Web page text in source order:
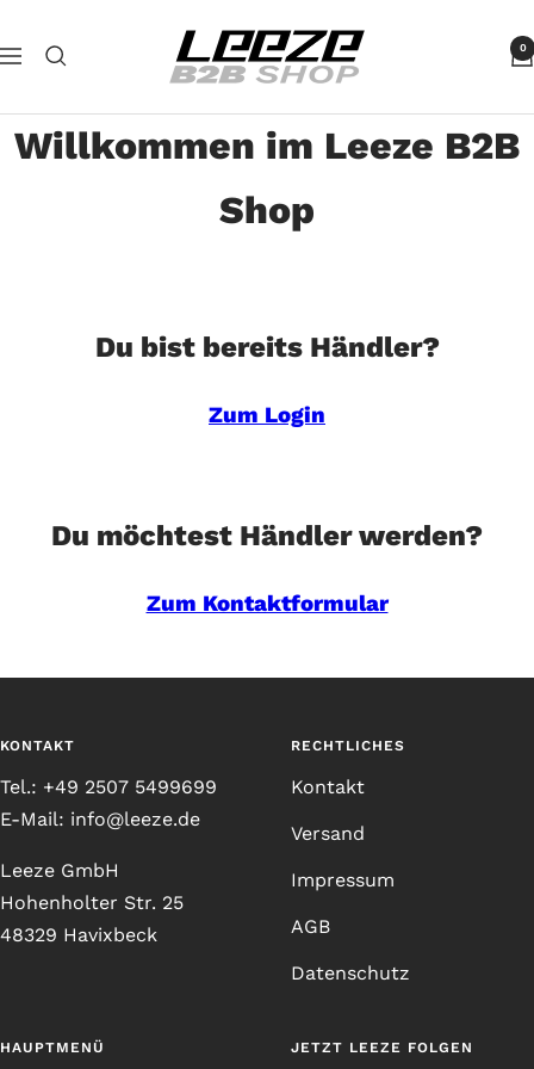
zum
Navigation
Leeze
B2B
0
Willkommen im Leeze B2B
Shop
Du bist bereits Händler?
Zum Login
Du möchtest Händler werden?
Zum Kontaktformular
KONTAKT
Tel.: +49 2507 5499699
E-Mail: info@leeze.de
Leeze GmbH
Hohenholter Str. 25
48329 Havixbeck
RECHTLICHES
Kontakt
Versand
Impressum
AGB
Datenschutz
HAUPTMENÜ JETZT LEEZE FOLGEN